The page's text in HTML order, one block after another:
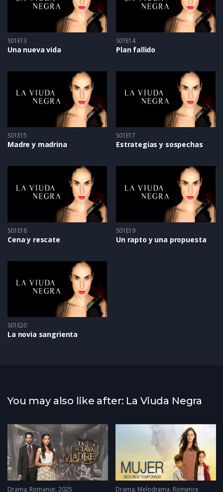
S01E13
Una nueva vida
S01E14
Plan fallido
S01E15
Madre y madrina
S01E17
Estrategias y sospechas
S01E18
Cena y rescate
S01E19
Un rapto y una propuesta
S01E20
La novia sangrienta
You may also like after: La Viuda Negra
Drama, Romance 2025 Drama, Melodrama, Romance